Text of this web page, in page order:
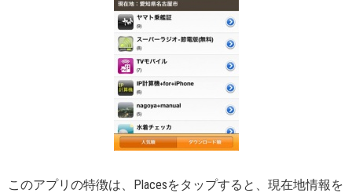
このアプリの特徴は、Placesをタップすると、現在地情報を